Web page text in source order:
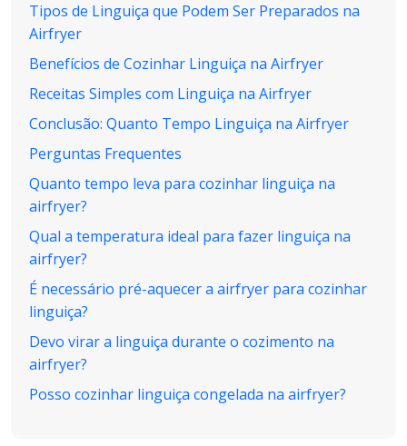
Tipos de Linguiça que Podem Ser Preparados na
Airfryer
Benefícios de Cozinhar Linguiça na Airfryer
Receitas Simples com Linguiça na Airfryer
Conclusão: Quanto Tempo Linguiça na Airfryer
Perguntas Frequentes
Quanto tempo leva para cozinhar linguiça na
airfryer?
Qual a temperatura ideal para fazer linguiça na
airfryer?
É necessário pré-aquecer a airfryer para cozinhar
linguiça?
Devo virar a linguiça durante o cozimento na
airfryer?
Posso cozinhar linguiça congelada na airfryer?